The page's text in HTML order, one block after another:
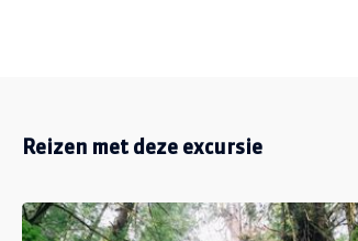
Reizen met deze excursie